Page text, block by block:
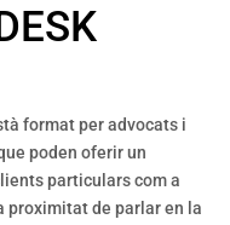
format per advocats i
poden oferir un
particulars com a
proximitat de parlar en la